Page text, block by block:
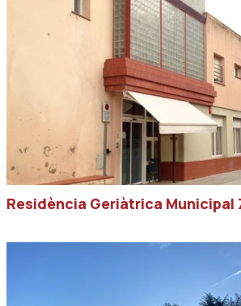
Residència Geriàtrica Municipal